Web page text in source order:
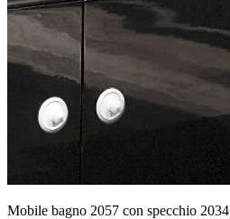
Mobile bagno 2057 con specchio 2034